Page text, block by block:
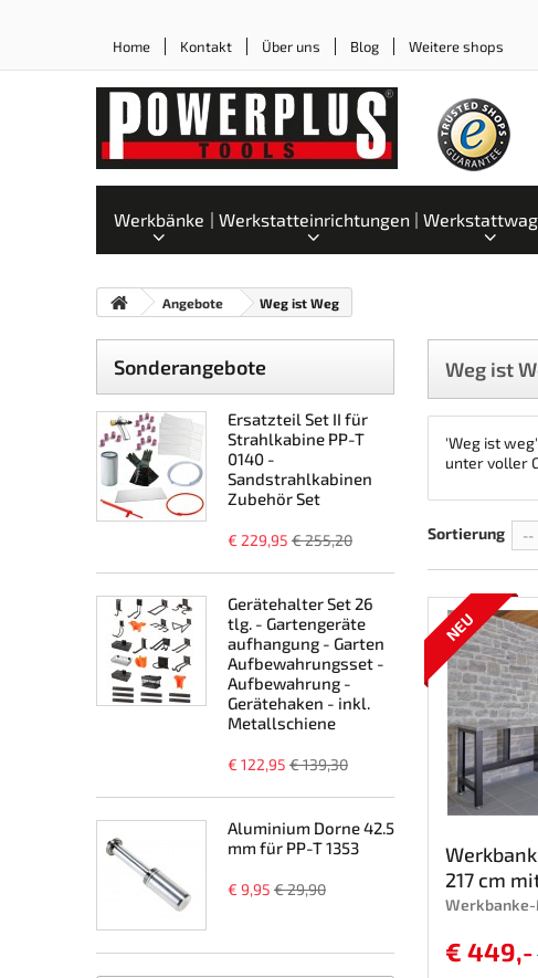
Home Kontakt Über uns Blog Weitere shops
Werkbänke Werkstatteinrichtungen
Angebote Weg ist Weg
Sonderangebote
Ersatzteil Set II für
Strahlkabine PP-T
0140 -
Sandstrahlkabinen
Zubehör Set
€ 229,95 € 255,20
Gerätehalter Set 26
tlg. - Gartengeräte
aufhangung - Garten
Aufbewahrungsset -
Aufbewahrung -
Gerätehaken - inkl.
Metallschiene
€ 122,95 € 139,30
Aluminium Dorne 42.5
mm für PP-T 1353
€ 9,95 € 29,90
Weg ist
'Weg ist
unter voller
Sortierung --
NEU
217 cm
€ 449,-